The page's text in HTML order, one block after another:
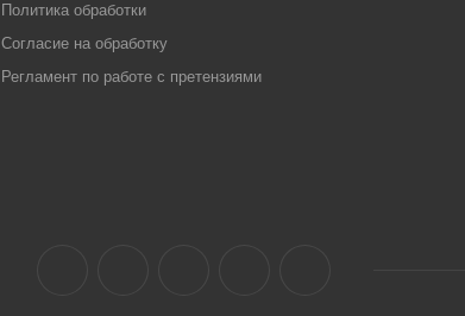
Политика обработки
Согласие на обработку
Регламент по работе с претензиями